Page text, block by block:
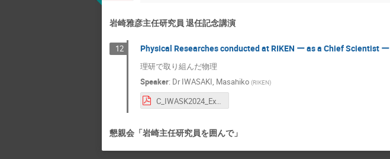
岩崎雅彦主任研究員 退任記念講演
12 Physical Researches conducted at RIKEN ー as a Chief Scientist ー
理研で取り組んだ物理
Speaker: Dr IWASAKI, Masahiko (RIKEN)
C_IWASK2024_ExA_Knucl_Iwasaki.pdf
懇親会「岩崎主任研究員を囲んで」